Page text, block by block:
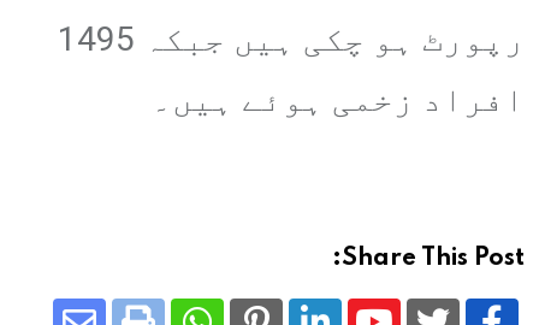
رپورٹ ہو چکی ہیں جبکہ 1495
افراد زخمی ہوئے ہیں۔
Share This Post: